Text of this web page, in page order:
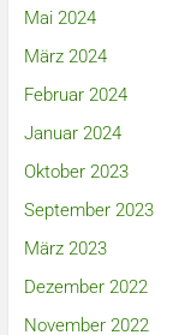
Mai 2024
März 2024
Februar 2024
Januar 2024
Oktober 2023
September 2023
März 2023
Dezember 2022
November 2022